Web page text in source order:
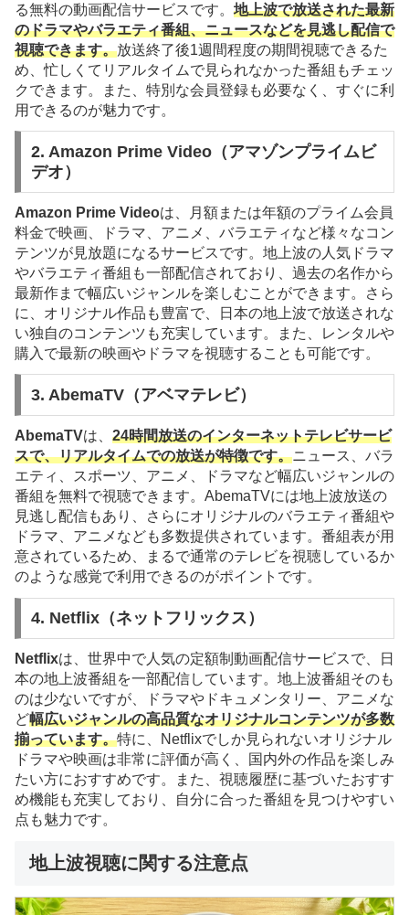
る無料の動画配信サービスです。 地上波で放送された最新
のドラマやバラエティ番組、ニュースなどを見逃し配信で
視聴できます。放送終了後1週間程度の期間視聴できるた
め、忙しくてリアルタイムで見られなかった番組もチェッ
クできます。また、特別な会員登録も必要なく、すぐに利
用できるのが魅力です。
2. Amazon Prime Video（アマゾンプライムビ
デオ）
Amazon Prime Videoは、月額または年額のプライム会員
料金で映画、ドラマ、アニメ、バラエティなど様々なコン
テンツが見放題になるサービスです。地上波の人気ドラマ
やバラエティ番組も一部配信されており、過去の名作から
最新作まで幅広いジャンルを楽しむことができます。さら
に、オリジナル作品も豊富で、日本の地上波で放送されな
い独自のコンテンツも充実しています。また、レンタルや
購入で最新の映画やドラマを視聴することも可能です。
3. AbemaTV（アベマテレビ）
AbemaTVは、 24時間放送のインターネットテレビサービ
スで、リアルタイムでの放送が特徴です。ニュース、バラ
エティ、スポーツ、アニメ、ドラマなど幅広いジャンルの
番組を無料で視聴できます。AbemaTVには地上波放送の
見逃し配信もあり、さらにオリジナルのバラエティ番組や
ドラマ、アニメなども多数提供されています。番組表が用
意されているため、まるで通常のテレビを視聴しているか
のような感覚で利用できるのがポイントです。
4. Netflix（ネットフリックス）
Netflixは、世界中で人気の定額制動画配信サービスで、日
本の地上波番組を一部配信しています。地上波番組そのも
のは少ないですが、ドラマやドキュメンタリー、アニメな
ど幅広いジャンルの高品質なオリジナルコンテンツが多数
揃っています。特に、Netflixでしか見られないオリジナル
ドラマや映画は非常に評価が高く、国内外の作品を楽しみ
たい方におすすめです。また、視聴履歴に基づいたおすす
め機能も充実しており、自分に合った番組を見つけやすい
点も魅力です。
地上波視聴に関する注意点